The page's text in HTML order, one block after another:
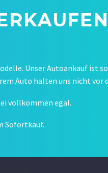
Unser Autoankauf ist
Auto halten uns nicht vor
vollkommen egal.
Sofortkauf.